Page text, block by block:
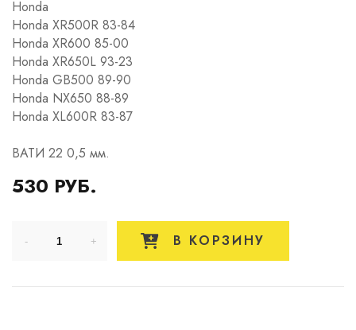
Honda
Honda XR500R 83-84
Honda XR600 85-00
Honda XR650L 93-23
Honda GB500 89-90
Honda NX650 88-89
Honda XL600R 83-87
ВАТИ 22 0,5 мм.
530 РУБ.
В КОРЗИНУ